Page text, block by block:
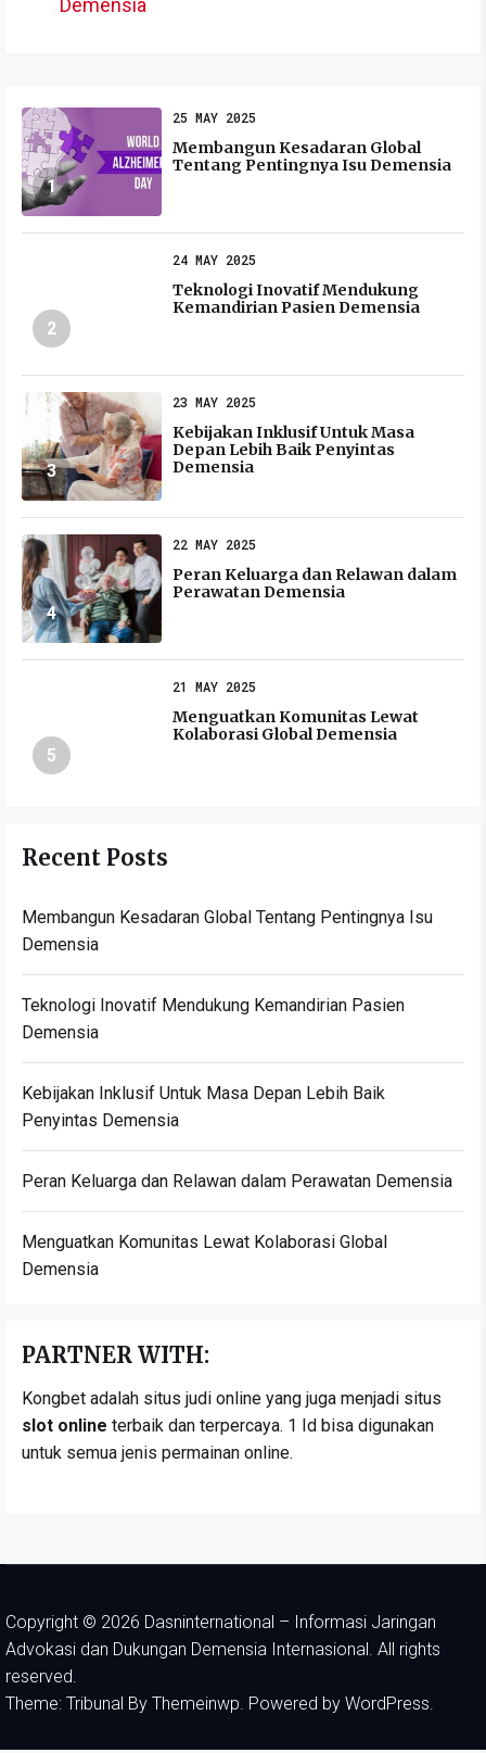
Demensia
1
25 MAY 2025
Membangun Kesadaran Global
Tentang Pentingnya Isu Demensia
2
24 MAY 2025
Teknologi Inovatif Mendukung
Kemandirian Pasien Demensia
3
23 MAY 2025
Kebijakan Inklusif Untuk Masa
Depan Lebih Baik Penyintas
Demensia
4
22 MAY 2025
Peran Keluarga dan Relawan dalam
Perawatan Demensia
5
21 MAY 2025
Menguatkan Komunitas Lewat
Kolaborasi Global Demensia
Recent Posts
Membangun Kesadaran Global Tentang Pentingnya Isu
Demensia
Teknologi Inovatif Mendukung Kemandirian Pasien
Demensia
Kebijakan Inklusif Untuk Masa Depan Lebih Baik
Penyintas Demensia
Peran Keluarga dan Relawan dalam Perawatan Demensia
Menguatkan Komunitas Lewat Kolaborasi Global
Demensia
PARTNER WITH:
Kongbet adalah situs judi online yang juga menjadi situs
slot online terbaik dan terpercaya. 1 Id bisa digunakan
untuk semua jenis permainan online.
Copyright © 2026 Dasninternational – Informasi Jaringan
Advokasi dan Dukungan Demensia Internasional. All rights
reserved.
Theme: Tribunal By Themeinwp. Powered by WordPress.